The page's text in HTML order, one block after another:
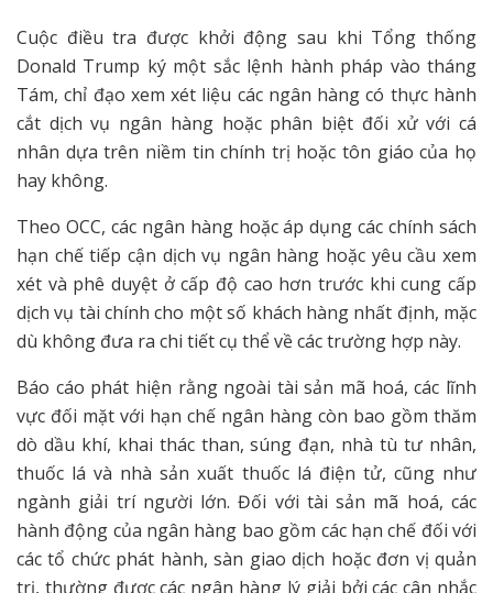
Cuộc điều tra được khởi động sau khi Tổng thống
Donald Trump ký một sắc lệnh hành pháp vào tháng
Tám, chỉ đạo xem xét liệu các ngân hàng có thực hành
cắt dịch vụ ngân hàng hoặc phân biệt đối xử với cá
nhân dựa trên niềm tin chính trị hoặc tôn giáo của họ
hay không.
Theo OCC, các ngân hàng hoặc áp dụng các chính sách
hạn chế tiếp cận dịch vụ ngân hàng hoặc yêu cầu xem
xét và phê duyệt ở cấp độ cao hơn trước khi cung cấp
dịch vụ tài chính cho một số khách hàng nhất định, mặc
dù không đưa ra chi tiết cụ thể về các trường hợp này.
Báo cáo phát hiện rằng ngoài tài sản mã hoá, các lĩnh
vực đối mặt với hạn chế ngân hàng còn bao gồm thăm
dò dầu khí, khai thác than, súng đạn, nhà tù tư nhân,
thuốc lá và nhà sản xuất thuốc lá điện tử, cũng như
ngành giải trí người lớn. Đối với tài sản mã hoá, các
hành động của ngân hàng bao gồm các hạn chế đối với
các tổ chức phát hành, sàn giao dịch hoặc đơn vị quản
trị, thường được các ngân hàng lý giải bởi các cân nhắc